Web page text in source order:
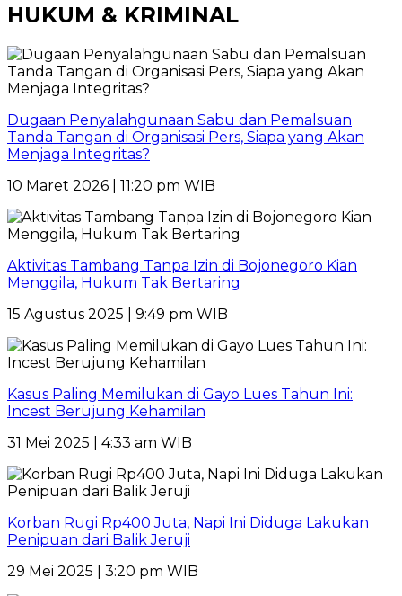
HUKUM & KRIMINAL
Dugaan Penyalahgunaan Sabu dan Pemalsuan
Tanda Tangan di Organisasi Pers, Siapa yang Akan
Menjaga Integritas?
10 Maret 2026 | 11:20 pm WIB
Aktivitas Tambang Tanpa Izin di Bojonegoro Kian
Menggila, Hukum Tak Bertaring
15 Agustus 2025 | 9:49 pm WIB
Kasus Paling Memilukan di Gayo Lues Tahun Ini:
Incest Berujung Kehamilan
31 Mei 2025 | 4:33 am WIB
Korban Rugi Rp400 Juta, Napi Ini Diduga Lakukan
Penipuan dari Balik Jeruji
29 Mei 2025 | 3:20 pm WIB